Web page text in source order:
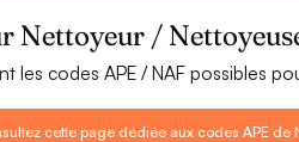
Nettoyeur /
les codes APE / NAF possibles
cette page dédiée aux codes APE de